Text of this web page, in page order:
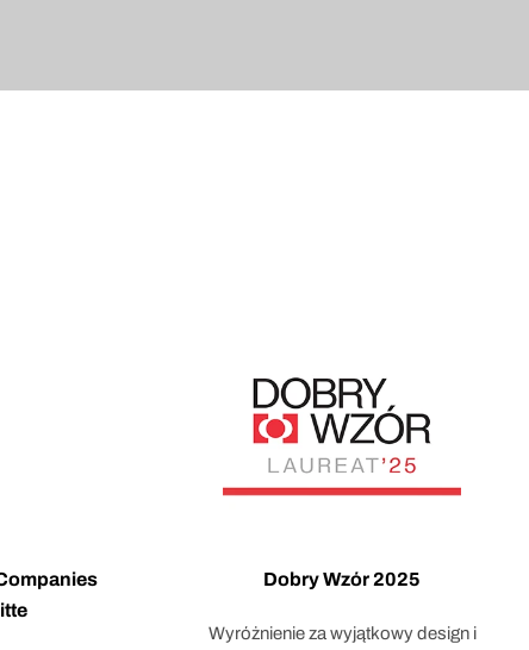
Dobry Wzór 2025
Wyróżnienie za wyjątkowy design i